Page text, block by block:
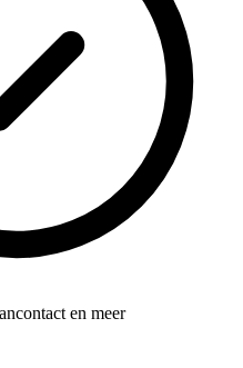
en meer